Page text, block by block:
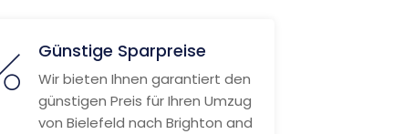
Günstige Sparpreise
Wir bieten Ihnen garantiert den
günstigen Preis für Ihren Umzug
von Bielefeld nach Brighton and